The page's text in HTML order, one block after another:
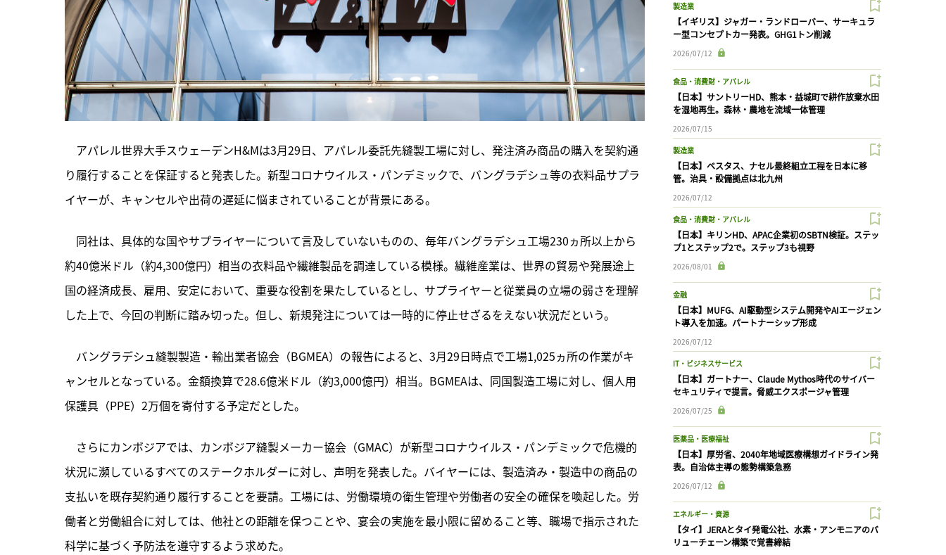
アパレル世界大手スウェーデンH&Mは3月29日、アパレル委託先縫製工場に対し、発注済み商品の購入を契約通
り履行することを保証すると発表した。新型コロナウイルス・パンデミックで、バングラデシュ等の衣料品サプラ
イヤーが、キャンセルや出荷の遅延に悩まされていることが背景にある。
同社は、 具体的な国やサプライヤーについて言及していないものの、毎年バングラデシュ工場230ヵ所以上から
約40億米ドル（約4,300億円）相当の衣料品や繊維製品を調達している模様。繊維産業は、世界の貿易や発展途上
国の経済成長、雇用、安定において、重要な役割を果たしているとし、サプライヤーと従業員の立場の弱さを理解
した上で、今回の判断に踏み切った。但し、新規発注については一時的に停止せざるをえない状況だという。
バングラデシュ縫製製造・輸出業者協会（BGMEA）の報告によると、3月29日時点で工場1,025ヵ所の作業がキ
ャンセルとなっている。金額換算で28.6億米ドル（約3,000億円）相当。BGMEAは、同国製造工場に対し、個人用
保護具（PPE）2万個を寄付する予定だとした。
さらにカンボジアでは、カンボジア縫製メーカー協会（GMAC）が新型コロナウイルス・パンデミックで危機的
状況に瀕しているすべてのステークホルダーに対し、声明を発表した。バイヤーには、製造済み・製造中の商品の
支払いを既存契約通り履行することを要請。工場には、労働環境の衛生管理や労働者の安全の確保を喚起した。労
働者と労働組合に対しては、他社との距離を保つことや、宴会の実施を最小限に留めること等、職場で指示された
科学に基づく予防法を遵守するよう求めた。
製造業
【イギリス】ジャガー・ランドローバー、サーキュラ
ー型コンセプトカー発表。GHG1トン削減
2026/07/12
食品・消費財・アパレル
【日本】サントリーHD、熊本・益城町で耕作放棄水田
を湿地再生。森林・農地を流域一体管理
2026/07/15
製造業
【日本】ベスタス、ナセル最終組立工程を日本に移
管。治具・設備拠点は北九州
2026/07/12
食品・消費財・アパレル
【日本】キリンHD、APAC企業初のSBTN検証。ステッ
プ1とステップ2で。ステップ3も視野
2026/08/01
金融
【日本】MUFG、AI駆動型システム開発やAIエージェン
ト導入を加速。パートナーシップ形成
2026/07/12
IT・ビジネスサービス
【日本】ガートナー、Claude Mythos時代のサイバー
セキュリティで提言。脅威エクスポージャ管理
2026/07/25
医薬品・医療福祉
【日本】厚労省、2040年地域医療構想ガイドライン発
表。自治体主導の態勢構築急務
2026/07/12
エネルギー・資源
【タイ】JERAとタイ発電公社、水素・アンモニアのバ
リューチェーン構築で覚書締結